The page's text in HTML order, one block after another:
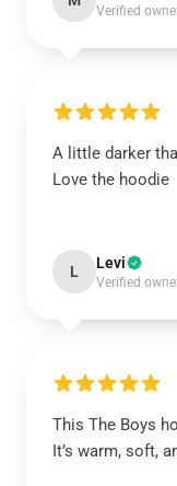
Verified
A little darker
Love the hoodie
L Levi
Verified
This The Boys
It’s warm, soft,